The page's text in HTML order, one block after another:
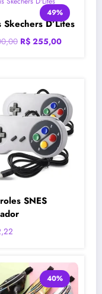
49%
Skechers D’Lites
O
R$ 500,00.
R$255,00O
SNES
40%